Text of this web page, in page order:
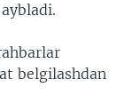
belgilashdan